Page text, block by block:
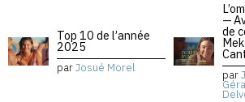
Top 10 de l’année
2025
parJosué Morel
—
de
par